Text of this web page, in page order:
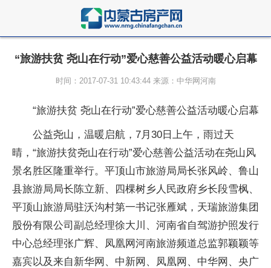
“旅游扶贫 尧山在行动”爱心慈善公益活动暖心启幕
时间：2017-07-31 10:43:44 来源：中华网河南
“旅游扶贫 尧山在行动”爱心慈善公益活动暖心启幕
公益尧山，温暖启航，7月30日上午，雨过天
晴，“旅游扶贫尧山在行动”爱心慈善公益活动在尧山风
景名胜区隆重举行。平顶山市旅游局局长张风岭、鲁山
县旅游局局长陈立新、四棵树乡人民政府乡长段雪枫、
平顶山旅游局驻沃沟村第一书记张雁斌，天瑞旅游集团
股份有限公司副总经理徐大川、河南省自驾游护照发行
中心总经理张广辉、凤凰网河南旅游频道总监郭颖颖等
嘉宾以及来自新华网、中新网、凤凰网、中华网、央广